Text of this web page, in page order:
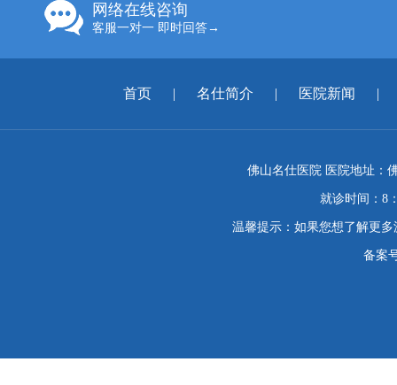
网络在线咨询
客服一对一 即时回答→
首页 | 名仕简介 | 医院新闻 |
佛山名仕医院 医院地址：
就诊时间：8
温馨提示：如果您想了解更
备案